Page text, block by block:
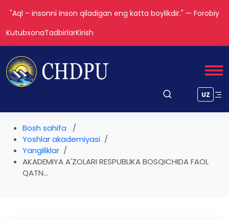
"Aql – insonni inson qiladigan eng katta boylikdir." — Forobiy
KutubxonaTadbirlarKirish
UZ
Bosh sahifa
Yoshlar akademiyasi
Yangiliklar
AKADEMIYA A'ZOLARI RESPUBLIKA BOSQICHIDA FAOL
QATN...